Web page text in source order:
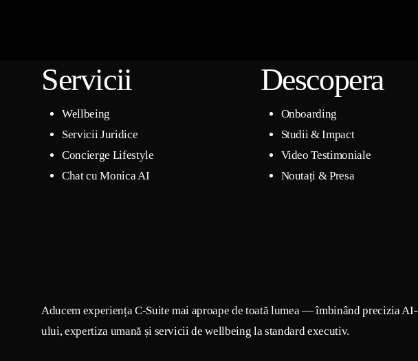
Servicii
Wellbeing
Servicii Juridice
Concierge Lifestyle
Chat cu Monica AI
Descopera
Onboarding
Studii & Impact
Video Testimoniale
Noutați & Presa
Aducem experiența C-Suite mai aproape de toată lumea — îmbinând precizia AI-
ului, expertiza umană și servicii de wellbeing la standard executiv.